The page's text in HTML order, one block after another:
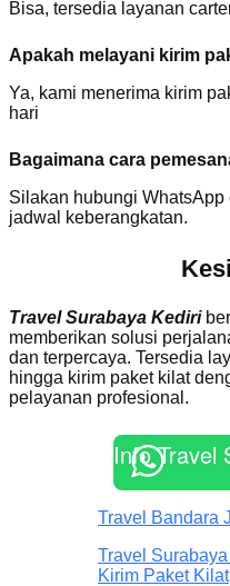
Bisa, tersedia layanan
Apakah melayani kirim
Ya, kami menerima kirim
hari
Bagaimana cara
Silakan hubungi
jadwal keberangkatan.
Travel Surabaya Kediri
memberikan solusi
dan terpercaya. Tersedia
hingga kirim paket kilat
pelayanan profesional.
Info Travel
Travel Bandara
Travel
Kirim Paket Kilat